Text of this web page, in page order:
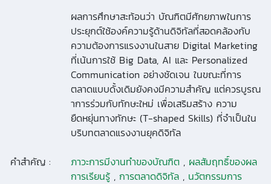
ผลการศึกษาสะท้อนว่า บัณฑิตมีศักยภาพในการ
ประยุกต์ใช้องค์ความรู้ด้านดิจิทัลที่สอดคล้องกับ
ความต้องการแรงงานในสาย Digital Marketing
ที่เน้นการใช้ Big Data, AI และ Personalized
Communication อย่างชัดเจน ในขณะที่การ
ตลาดแบบดั้งเดิมยังคงมีความสำคัญ แต่ควรบูรณ
าการร่วมกับทักษะใหม่ เพื่อเสริมสร้าง ความ
ยืดหยุ่นทางทักษะ (T-shaped Skills) ที่จำเป็นใน
บริบทตลาดแรงงานยุคดิจิทัล
คำสำคัญ :
ภาวะการมีงานทำของบัณฑิต , ผลสัมฤทธิ์ของผล
การเรียนรู้, การตลาดดิจิทัล, นวัตกรรมการ